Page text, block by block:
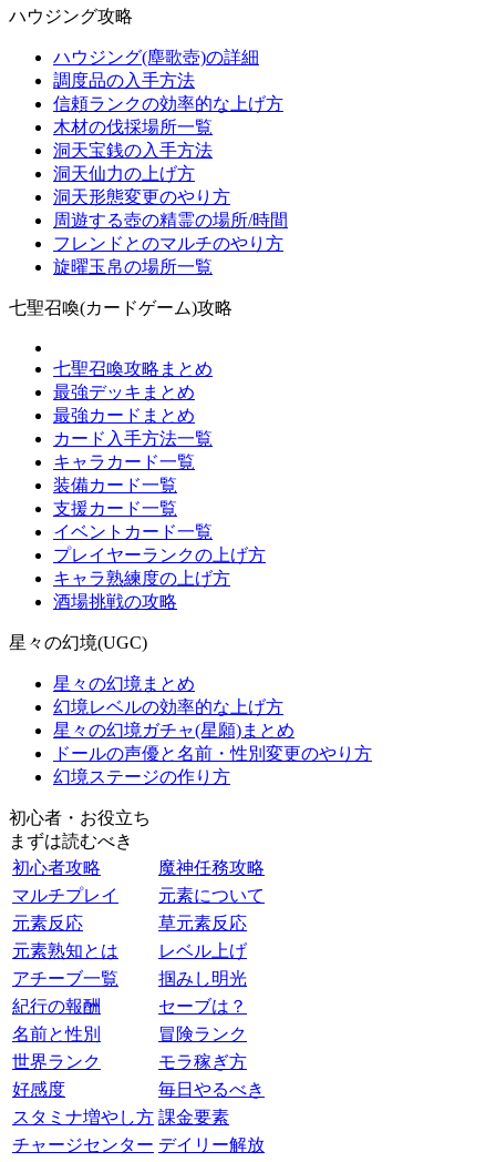
ハウジング攻略
ハウジング(塵歌壺)の詳細
調度品の入手方法
信頼ランクの効率的な上げ方
木材の伐採場所一覧
洞天宝銭の入手方法
洞天仙力の上げ方
洞天形態変更のやり方
周遊する壺の精霊の場所/時間
フレンドとのマルチのやり方
旋曜玉帛の場所一覧
七聖召喚(カードゲーム)攻略
七聖召喚攻略まとめ
最強デッキまとめ
最強カードまとめ
カード入手方法一覧
キャラカード一覧
装備カード一覧
支援カード一覧
イベントカード一覧
プレイヤーランクの上げ方
キャラ熟練度の上げ方
酒場挑戦の攻略
星々の幻境(UGC)
星々の幻境まとめ
幻境レベルの効率的な上げ方
星々の幻境ガチャ(星願)まとめ
ドールの声優と名前・性別変更のやり方
幻境ステージの作り方
初心者・お役立ち
まずは読むべき
初心者攻略
魔神任務攻略
マルチプレイ
元素について
元素反応
草元素反応
元素熟知とは
レベル上げ
アチーブ一覧
掴みし明光
紀行の報酬
セーブは？
名前と性別
冒険ランク
世界ランク
モラ稼ぎ方
好感度
毎日やるべき
スタミナ増やし方 課金要素
チャージセンター デイリー解放